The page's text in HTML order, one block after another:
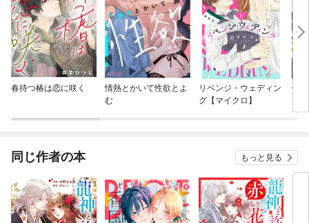
春待つ椿は恋に咲く
情熱とかいて性欲とよ
む
リベンジ・ウェディン
グ【マイクロ】
傷
同じ作者の本 もっと見る